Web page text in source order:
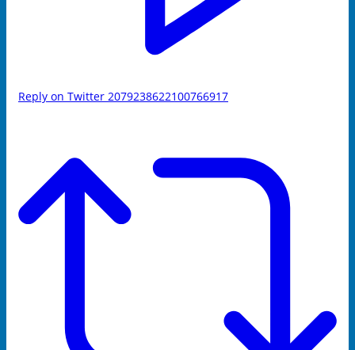
Reply on Twitter 2079238622100766917